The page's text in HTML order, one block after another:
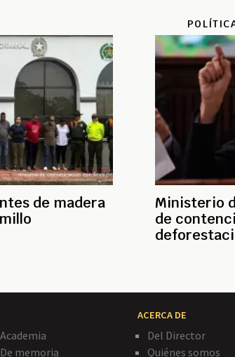
de madera
Ministerio
de
Academia
De memoria
ACERCA DE
Del Director
Quiénes somos